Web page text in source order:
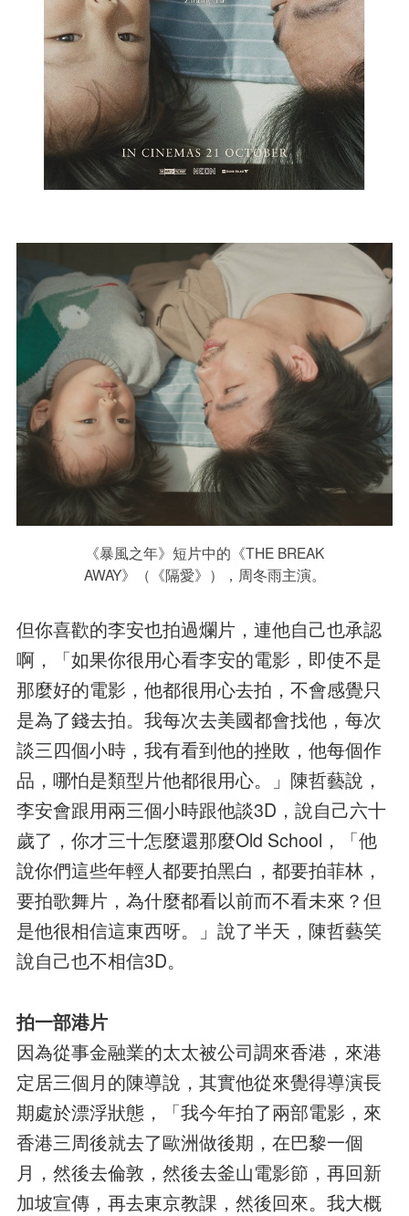
《暴風之年》短片中的《THE BREAK
AWAY》（《隔愛》），周冬雨主演。
但你喜歡的李安也拍過爛片，連他自己也承認
啊，「如果你很用心看李安的電影，即使不是
那麼好的電影，他都很用心去拍，不會感覺只
是為了錢去拍。我每次去美國都會找他，每次
談三四個小時，我有看到他的挫敗，他每個作
品，哪怕是類型片他都很用心。」陳哲藝說，
李安會跟用兩三個小時跟他談3D，說自己六十
歲了，你才三十怎麼還那麼Old School，「他
說你們這些年輕人都要拍黑白，都要拍菲林，
要拍歌舞片，為什麼都看以前而不看未來？但
是他很相信這東西呀。」說了半天，陳哲藝笑
說自己也不相信3D。
拍一部港片
因為從事金融業的太太被公司調來香港，來港
定居三個月的陳導說，其實他從來覺得導演長
期處於漂浮狀態，「我今年拍了兩部電影，來
香港三周後就去了歐洲做後期，在巴黎一個
月，然後去倫敦，然後去釜山電影節，再回新
加坡宣傳，再去東京教課，然後回來。我大概